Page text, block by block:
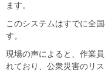
ます。
このシステムはすでに全
す。
現場の声によると、作業
れており、公衆災害のリ